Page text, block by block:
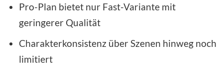
Pro-Plan bietet nur Fast-Variante mit
geringerer Qualität
Charakterkonsistenz über Szenen hinweg noch
limitiert